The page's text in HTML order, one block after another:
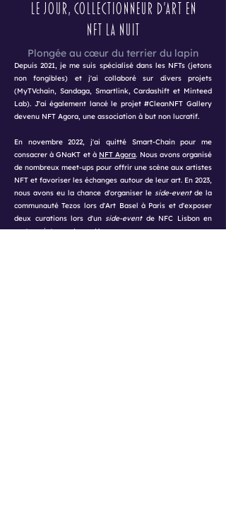
le jour, collectionneur d'art en
NFT la nuit
Plongée au cœur du terrier du lapin
Depuis 2021, je me suis spécialisé dans les NFTs (jetons
non fongibles) et j'ai collaboré sur divers projets
(MyTVchain, Sandaga, Smartlink, Cardashift et Minteed
Lab). J'ai également lancé le projet #CleanNFT Gallery
devenu NFT Agora, une association à but non lucratif.
En novembre 2022, j'ai quitté Smart-Chain pour me
consacrer à GNaKT et à NFT Agora. Nous avons organisé
de nombreux meet-ups pour offrir une scène aux artistes
NFT et favoriser les échanges autour de leur art. En 2023,
nous avons eu la chance d'organiser le side-eventde la
communauté Tezos lors d'Art Basel à Paris et d'exposer
deux curations lors d'un side-eventde NFC Lisbon en
partenariat avec Lezar House.